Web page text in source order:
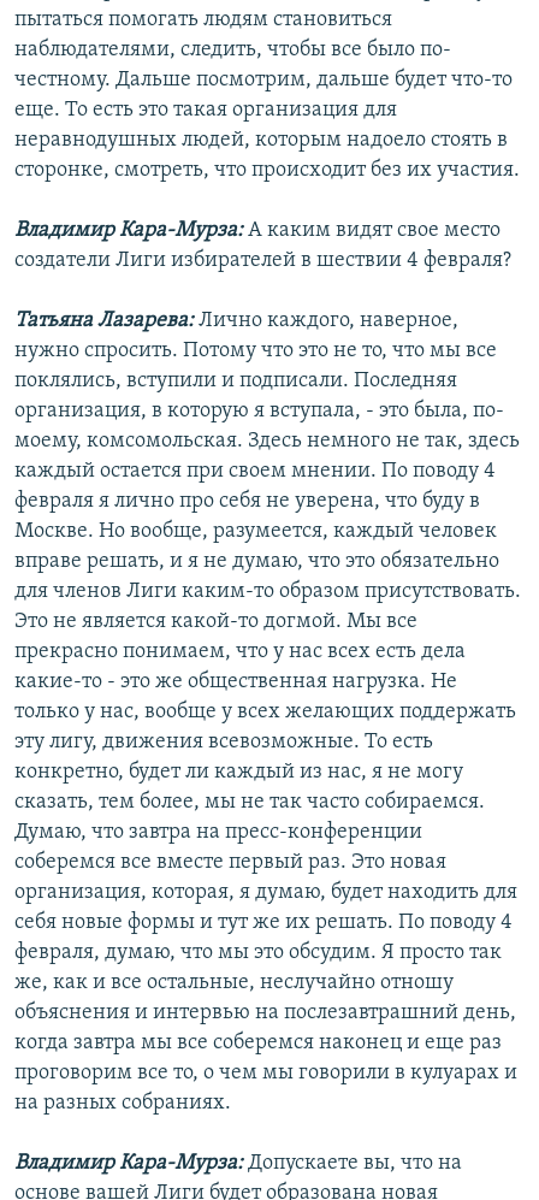
пытаться помогать людям становиться
наблюдателями, следить, чтобы все было по-
честному. Дальше посмотрим, дальше будет что-то
еще. То есть это такая организация для
неравнодушных людей, которым надоело стоять в
сторонке, смотреть, что происходит без их участия.
Владимир Кара-Мурза:А каким видят свое место
создатели Лиги избирателей в шествии 4 февраля?
Татьяна Лазарева:Лично каждого, наверное,
нужно спросить. Потому что это не то, что мы все
поклялись, вступили и подписали. Последняя
организация, в которую я вступала, - это была, по-
моему, комсомольская. Здесь немного не так, здесь
каждый остается при своем мнении. По поводу 4
февраля я лично про себя не уверена, что буду в
Москве. Но вообще, разумеется, каждый человек
вправе решать, и я не думаю, что это обязательно
для членов Лиги каким-то образом присутствовать.
Это не является какой-то догмой. Мы все
прекрасно понимаем, что у нас всех есть дела
какие-то - это же общественная нагрузка. Не
только у нас, вообще у всех желающих поддержать
эту лигу, движения всевозможные. То есть
конкретно, будет ли каждый из нас, я не могу
сказать, тем более, мы не так часто собираемся.
Думаю, что завтра на пресс-конференции
соберемся все вместе первый раз. Это новая
организация, которая, я думаю, будет находить для
себя новые формы и тут же их решать. По поводу 4
февраля, думаю, что мы это обсудим. Я просто так
же, как и все остальные, неслучайно отношу
объяснения и интервью на послезавтрашний день,
когда завтра мы все соберемся наконец и еще раз
проговорим все то, о чем мы говорили в кулуарах и
на разных собраниях.
Владимир Кара-Мурза:Допускаете вы, что на
основе вашей Лиги будет образована новая